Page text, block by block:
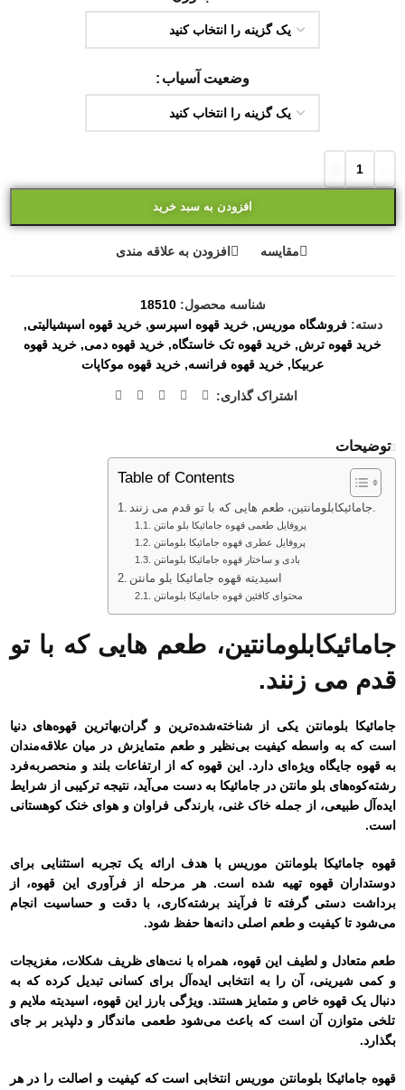
وضعیت آسیاب
افزودن به سبد خرید
مقایسه افزودن به علاقه مندی
شناسه محصول:18510
دسته: فروشگاه موریس, خرید قهوه اسپرسو, خرید قهوه اسپشیالیتی,
خرید قهوه ترش, خرید قهوه تک خاستگاه, خرید قهوه دمی, خرید قهوه
عربیکا, خرید قهوه فرانسه, خرید قهوه موکاپات
اشتراک گذاری:
توضیحات
Table of Contents
جامائیکابلومانتین، طعم هایی که با تو قدم می زنند.
پروفایل طعمی قهوه جامائیکا بلو مانتن
پروفایل عطری قهوه جامائیکا بلومانتن
بادی و ساختار قهوه جامائیکا بلومانتن
اسیدیته قهوه جامائیکا بلو مانتن
محتوای کافئین قهوه جامائیکا بلومانتن
جامائیکابلومانتین، طعم هایی که با تو
قدم می زنند.
جامائیکا بلومانتن یکی از شناخته‌شده‌ترین و گران‌بهاترین قهوه‌های دنیا
است که به واسطه کیفیت بی‌نظیر و طعم متمایزش در میان علاقه‌مندان
به قهوه جایگاه ویژه‌ای دارد. این قهوه که از ارتفاعات بلند و منحصر‌به‌فرد
رشته‌کوه‌های بلو مانتن در جامائیکا به دست می‌آید، نتیجه ترکیبی از شرایط
ایده‌آل طبیعی، از جمله خاک غنی، بارندگی فراوان و هوای خنک کوهستانی
است.
قهوه جامائیکا بلومانتن موریس با هدف ارائه یک تجربه استثنایی برای
دوستداران قهوه تهیه شده است. هر مرحله از فرآوری این قهوه، از
برداشت دستی گرفته تا فرآیند برشته‌کاری، با دقت و حساسیت انجام
می‌شود تا کیفیت و طعم اصلی دانه‌ها حفظ شود.
طعم متعادل و لطیف این قهوه، همراه با نت‌های ظریف شکلات، مغزیجات
و کمی شیرینی، آن را به انتخابی ایده‌آل برای کسانی تبدیل کرده که به
دنبال یک قهوه خاص و متمایز هستند. ویژگی بارز این قهوه، اسیدیته ملایم و
تلخی متوازن آن است که باعث می‌شود طعمی ماندگار و دلپذیر بر جای
بگذارد.
قهوه جامائیکا بلومانتن موریس انتخابی است که کیفیت و اصالت را در هر